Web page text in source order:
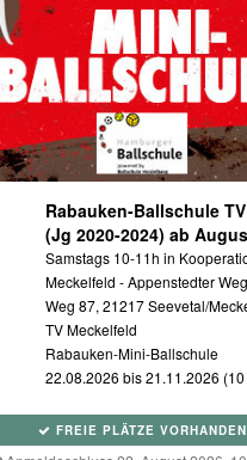
Rabauken-Ballschule
(Jg 2020-2024) ab
Samstags 10-11h in
Meckelfeld - Appenstedter
Weg 87, 21217 Seevetal/
TV Meckelfeld
Rabauken-Mini-Ballschule
22.08.2026 bis 21.11.2026 (10
FREIE PLÄTZE VORHANDEN